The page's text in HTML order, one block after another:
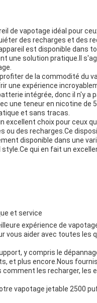
de vapotage idéal pour
des recharges et des
est disponible dans
une solution pratique.Il
de la commodité du
une expérience
intégrée, donc il n'y a
une teneur en nicotine de
et sans tracas.
excellent choix pour ceux
ou des recharges.Ce
disponible dans une
qui en fait un
et service
expérience de
vous aider avec toutes les
y compris le
et plus encore.Nous
les recharger, les
vapotage jetable 2500